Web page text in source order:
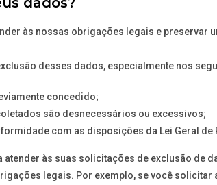
às nossas obrigações legais e preservar
desses dados, especialmente nos
concedido;
são desnecessários ou excessivos;
com as disposições da Lei Geral de
às suas solicitações de exclusão de
legais. Por exemplo, se você solicitar